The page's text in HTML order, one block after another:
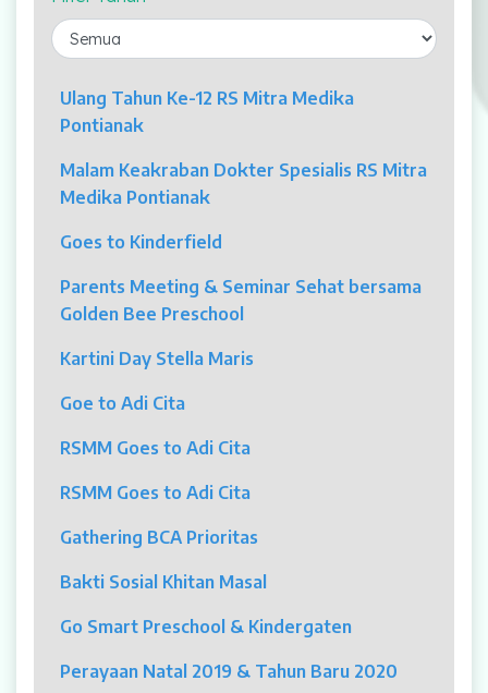
Laparaskopi
OCT
Eye Care
Multi Slice CT-Scan 128 Slices
Mamografi
Klinik Andrologi
Klinik Nyeri
Dokter
Ulang Tahun Ke-12 RS Mitra Medika
Pontianak
Malam Keakraban Dokter Spesialis RS Mitra
Medika Pontianak
Goes to Kinderfield
Parents Meeting & Seminar Sehat bersama
Golden Bee Preschool
Kartini Day Stella Maris
Goe to Adi Cita
RSMM Goes to Adi Cita
RSMM Goes to Adi Cita
Gathering BCA Prioritas
Bakti Sosial Khitan Masal
Go Smart Preschool & Kindergaten
Perayaan Natal 2019 & Tahun Baru 2020